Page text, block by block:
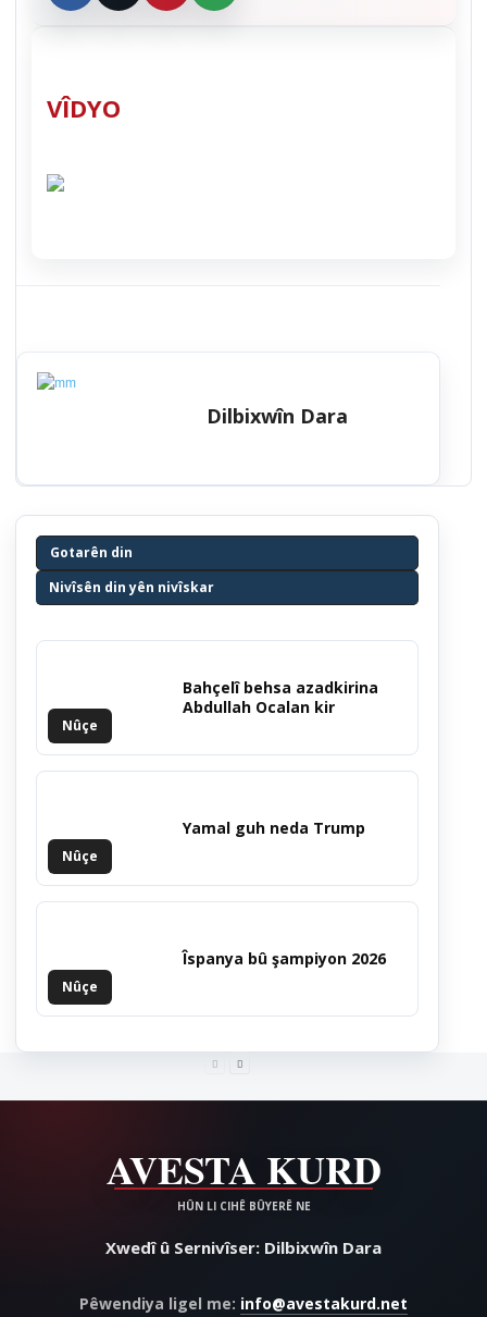
VÎDYO
Dilbixwîn Dara
Gotarên din
Nivîsên din yên nivîskar
Nûçe
Bahçelî behsa azadkirina
Abdullah Ocalan kir
Nûçe
Yamal guh neda Trump
Nûçe
Îspanya bû şampiyon 2026
Xwedî û Sernivîser: Dilbixwîn Dara
Pêwendiya ligel me: info@avestakurd.net